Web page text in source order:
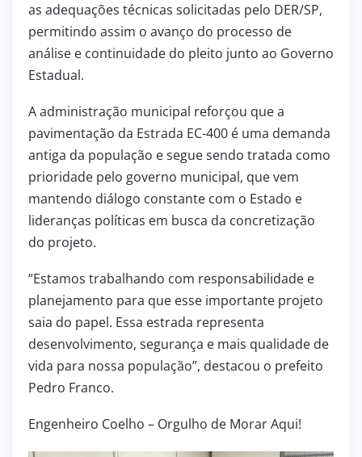
as adequações técnicas solicitadas pelo DER/SP,
permitindo assim o avanço do processo de
análise e continuidade do pleito junto ao Governo
Estadual.
A administração municipal reforçou que a
pavimentação da Estrada EC-400 é uma demanda
antiga da população e segue sendo tratada como
prioridade pelo governo municipal, que vem
mantendo diálogo constante com o Estado e
lideranças políticas em busca da concretização
do projeto.
“Estamos trabalhando com responsabilidade e
planejamento para que esse importante projeto
saia do papel. Essa estrada representa
desenvolvimento, segurança e mais qualidade de
vida para nossa população”, destacou o prefeito
Pedro Franco.
Engenheiro Coelho – Orgulho de Morar Aqui!